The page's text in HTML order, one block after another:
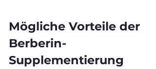
Mögliche Vorteile der
Berberin-
Supplementierung